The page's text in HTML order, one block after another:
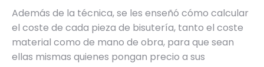
Además de la técnica, se les enseñó cómo calcular
el coste de cada pieza de bisutería, tanto el coste
material como de mano de obra, para que sean
ellas mismas quienes pongan precio a sus